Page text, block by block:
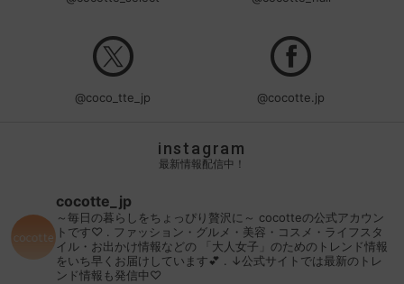
@coco_tte_jp @cocotte.jp
instagram
最新情報配信中！
cocotte_jp
～毎日の暮らしをちょっぴり贅沢に～ cocotteの公式アカウン
トです♡ . ファッション・グルメ・美容・コスメ・ライフスタ
イル・お出かけ情報などの 「大人女子」のためのトレンド情報
をいち早くお届けしています💕 . ↓公式サイトでは最新のトレ
ンド情報も発信中♡